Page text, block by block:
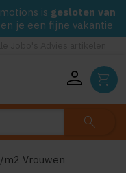
is gesloten van
je een fijne vakantie
person shopping_cart
search
Vrouwen